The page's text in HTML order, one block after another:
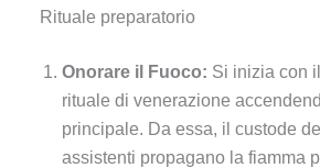
Rituale preparatorio
Onorare il Fuoco: Si inizia con
rituale di venerazione
principale. Da essa, il custode
assistenti propagano la fiamma